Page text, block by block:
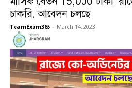
চাকরি, আবেদন চলছে
TeamExam365 - March 14, 2023